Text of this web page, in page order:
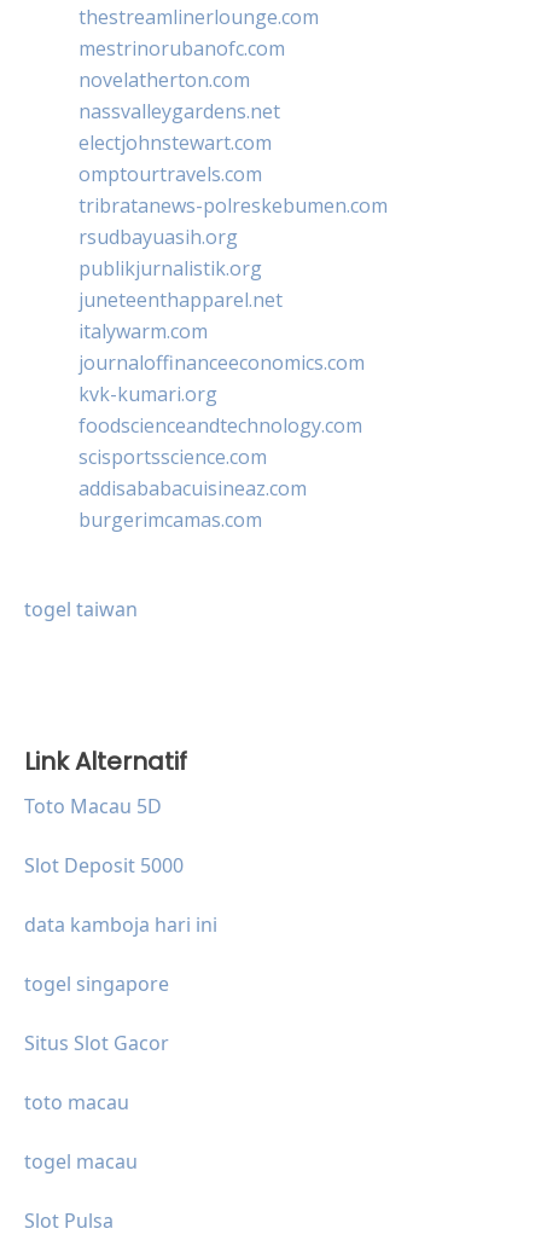
thestreamlinerlounge.com
mestrinorubanofc.com
novelatherton.com
nassvalleygardens.net
electjohnstewart.com
omptourtravels.com
tribratanews-polreskebumen.com
rsudbayuasih.org
publikjurnalistik.org
juneteenthapparel.net
italywarm.com
journaloffinanceeconomics.com
kvk-kumari.org
foodscienceandtechnology.com
scisportsscience.com
addisababacuisineaz.com
burgerimcamas.com
togel taiwan
Link Alternatif
Toto Macau 5D
Slot Deposit 5000
data kamboja hari ini
togel singapore
Situs Slot Gacor
toto macau
togel macau
Slot Pulsa